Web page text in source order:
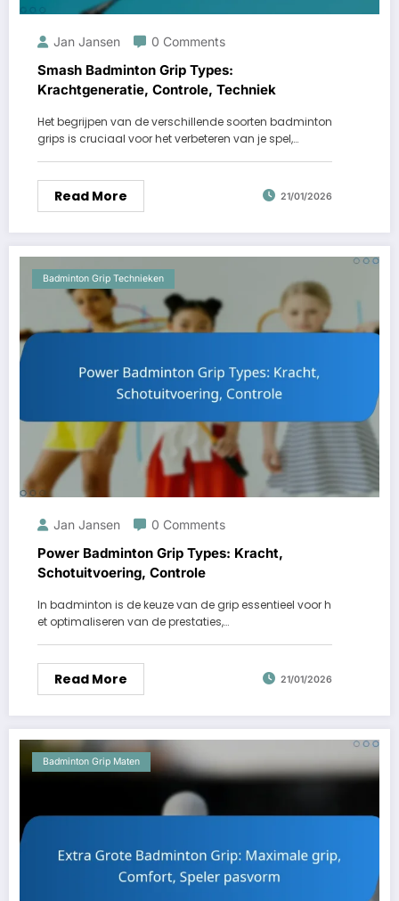
Jan Jansen 0 Comments
Smash Badminton Grip Types:
Krachtgeneratie, Controle, Techniek
Het begrijpen van de verschillende soorten badminton
grips is cruciaal voor het verbeteren van je spel,…
Read More 21/01/2026
Badminton Grip Technieken
Jan Jansen 0 Comments
Power Badminton Grip Types: Kracht,
Schotuitvoering, Controle
In badminton is de keuze van de grip essentieel voor h
et optimaliseren van de prestaties,…
Read More 21/01/2026
Badminton Grip Maten